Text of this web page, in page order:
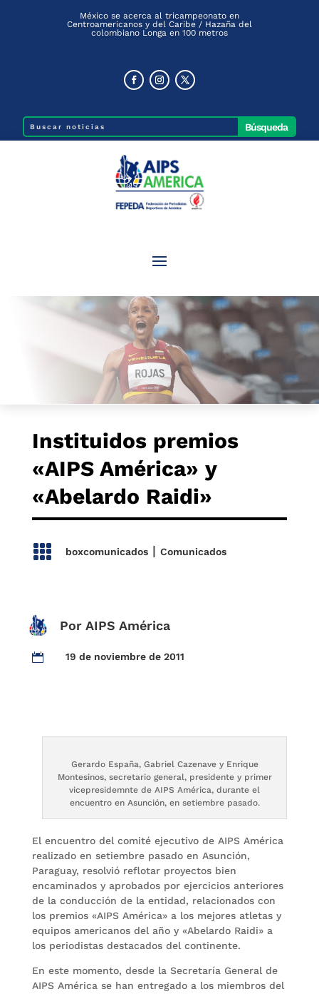
México se acerca al tricampeonato en
Centroamericanos y del Caribe / Hazaña del
colombiano Longa en 100 metros
Instituidos premios
«AIPS América» y
«Abelardo Raidi»
 boxcomunicados| Comunicados
Por AIPS América
 19 de noviembre de 2011
Gerardo España, Gabriel Cazenave y Enrique
Montesinos, secretario general, presidente y primer
vicepresidemnte de AIPS América, durante el
encuentro en Asunción, en setiembre pasado.
El encuentro del comité ejecutivo de AIPS América
realizado en setiembre pasado en Asunción,
Paraguay, resolvió reflotar proyectos bien
encaminados y aprobados por ejercicios anteriores
de la conducción de la entidad, relacionados con
los premios «AIPS América» a los mejores atletas y
equipos americanos del año y «Abelardo Raidi» a
los periodistas destacados del continente.
En este momento, desde la Secretaría General de
AIPS América se han entregado a los miembros del